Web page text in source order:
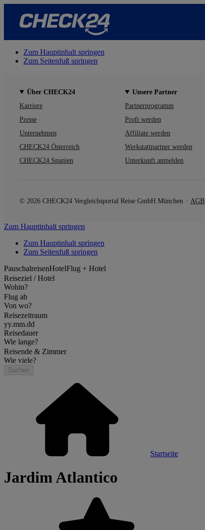
Zum Hauptinhalt springen
Zum Seitenfuß springen
Über CHECK24
Karriere
Presse
Unternehmen
CHECK24 Österreich
CHECK24 Spanien
Unsere Partner
Partnerprogramm
Profi werden
Affiliate werden
Werkstattpartner werden
Unterkunft anmelden
© 2026 CHECK24 Vergleichsportal Reise GmbH München AGB
Zum Hauptinhalt springen
Zum Hauptinhalt springen
Zum Seitenfuß springen
PauschalreisenHotelFlug + Hotel
Reiseziel / Hotel
Wohin?
Flug ab
Von wo?
Reisezeitraum
yy.mm.dd
Reisedauer
Wie lange?
Reisende & Zimmer
Wie viele?
Suchen
Startseite
Jardim Atlantico